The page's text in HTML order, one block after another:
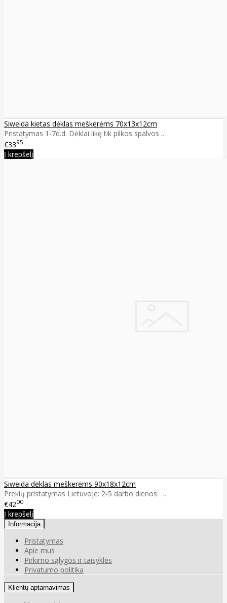
Siweida kietas dėklas meškerėms 70x13x12cm
Pristatymas 1-7d.d. Dėklai likę tik pilkos spalvos ..
€3395
Į krepšelį
Siweida dėklas meškerėms 90x18x12cm
Prekių pristatymas Lietuvoje: 2-5 darbo dienos ..
€4200
Į krepšelį
Informacija
Pristatymas
Apie mus
Pirkimo sąlygos ir taisyklės
Privatumo politika
Klientų aptarnavimas